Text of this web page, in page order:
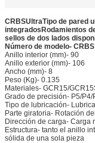
CRBSUltraTipo de pared
integradosRodamientos
sellos de dos lados
Número de modelo- CRB
Anillo interior (mm)- 90
Anillo exterior (mm)- 106
Ancho (mm)- 8
Peso (Kg)- 0.135
Materiales- GCR15/
Grado de precisión- P5/P4/
Tipo de lubricación-
Parte giratoria- Rotación
Dirección de carga- Carga
Estructura- tanto el anillo
sólida de una sola pieza